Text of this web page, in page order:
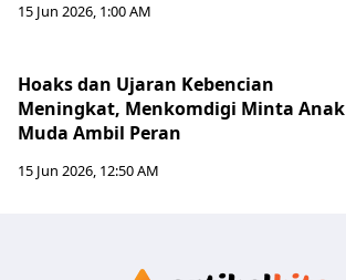
15 Jun 2026, 1:00 AM
Hoaks dan Ujaran Kebencian
Meningkat, Menkomdigi Minta Anak
Muda Ambil Peran
15 Jun 2026, 12:50 AM